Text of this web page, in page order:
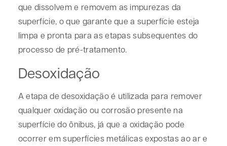
que dissolvem e removem as impurezas da
superfície, o que garante que a superfície esteja
limpa e pronta para as etapas subsequentes do
processo de pré-tratamento.
Desoxidação
A etapa de desoxidação é utilizada para remover
qualquer oxidação ou corrosão presente na
superfície do ônibus, já que a oxidação pode
ocorrer em superfícies metálicas expostas ao ar e